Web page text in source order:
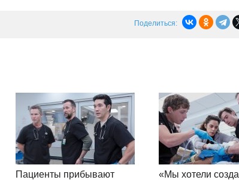
Поделиться:
Пациенты прибывают
«Мы хотели